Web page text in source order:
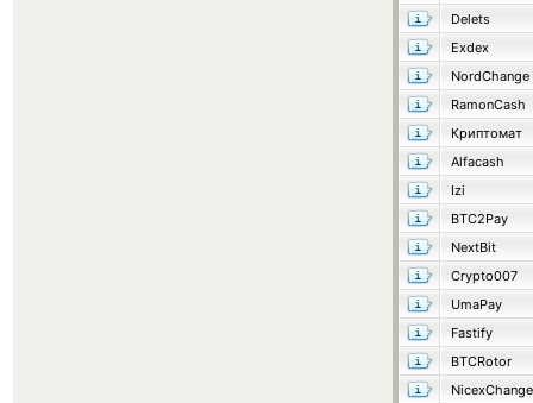
Delets
Exdex
NordChange
RamonCash
Криптомат
Alfacash
Izi
BTC2Pay
NextBit
Crypto007
UmaPay
Fastify
BTCRotor